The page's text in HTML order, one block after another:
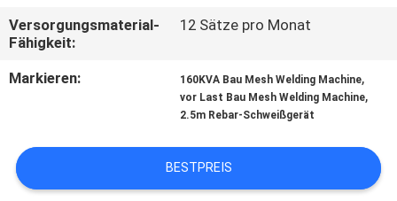
TRETEN
IN
VERBINDUNG
Versorgungsmaterial-
Fähigkeit:
12 Sätze pro Monat
Markieren: 160KVA Bau Mesh Welding Machine,
vor Last Bau Mesh Welding Machine,
2.5m Rebar-Schweißgerät
BESTPREIS